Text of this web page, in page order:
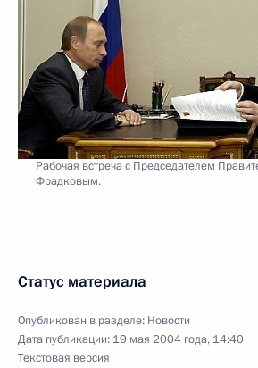
Рабочая встреча с Председателем
Фрадковым.
Статус материала
Опубликован в разделе: Новости
Дата публикации: 19 мая 2004 года, 14:40
Текстовая версия